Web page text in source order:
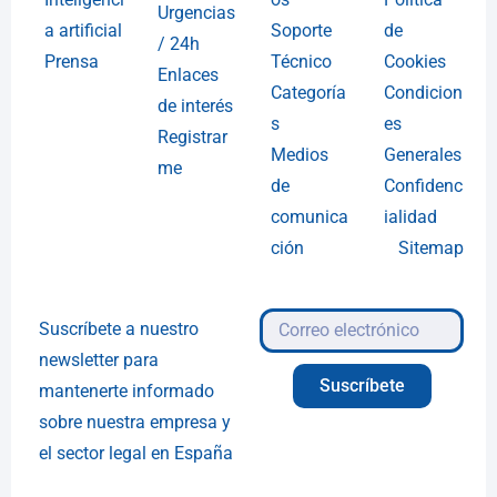
a artificial
Prensa
Urgencias
/ 24h
Enlaces
de interés
Registrar
me
Soporte
Técnico
Categoría
s
Medios
de
comunica
ción
de
Cookies
Condicion
es
Generales
Confidenc
ialidad
Sitemap
Suscríbete a nuestro
newsletter para
mantenerte informado
sobre nuestra empresa y
el sector legal en España
Suscríbete